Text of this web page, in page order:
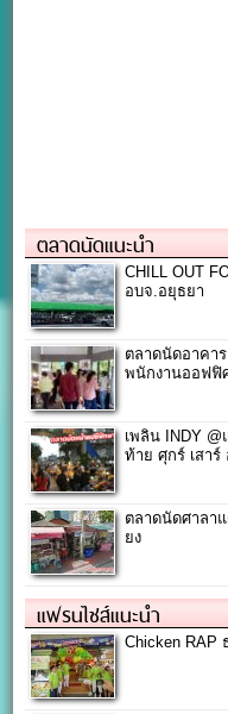
ตลาดนัดแนะนำ
CHILL OUT
อบจ.อยุธยา
ตลาดนัดอาคา
พนักงานออฟฟิ
เพลิน INDY
ท้าย ศุกร์ เสาร์
ตลาดนัดศาลา
ยง
แฟรนไชส์แนะนำ
Chicken RAP